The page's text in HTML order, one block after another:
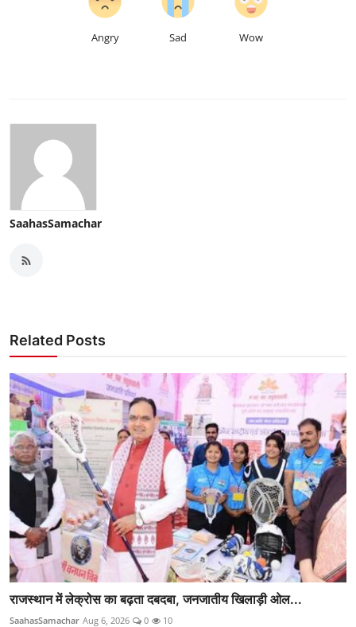
Angry Sad Wow
SaahasSamachar
Related Posts
राजस्थान में लेक्रोस का बढ़ता दबदबा, जनजातीय खिलाड़ी ओल...
SaahasSamachar Aug 6, 2026 0 10